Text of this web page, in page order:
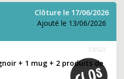
Clôture le 17/06/2026
Ajouté le 13/06/2026
370522
+ 1 mug + 2 produits de